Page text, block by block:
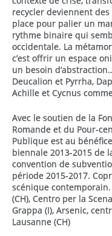
recycler deviennent
place pour palier un
rythme binaire qui
occidentale. La
c’est offrir un espace
un besoin
Deucalion et Pyrrha,
Achille et Cycnus
Avec le soutien de la
Romande et du Pour-
Publique est au
biennale 2013-2015 de
convention de
période 2015-2017.
scénique contemporain.
(CH), Centro per la
Grappa (I), Arsenic,
Lausanne (CH)